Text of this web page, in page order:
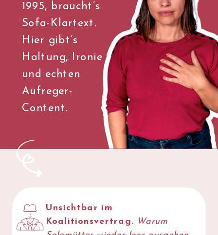
1995, braucht’s
Sofa-Klartext.
Hier gibt’s
Haltung, Ironie
und echten
Aufreger-
Content.
JETZT
Unsichtbar im
Koalitionsvertrag.
Warum